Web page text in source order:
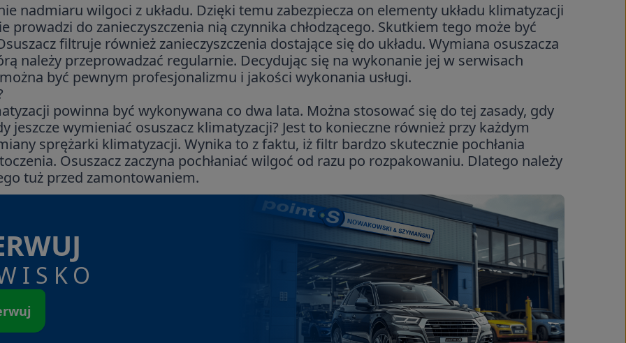
nadmiaru wilgoci z układu. Dzięki temu zabezpiecza on elementy układu klimatyzacji
prowadzi do zanieczyszczenia nią czynnika chłodzącego. Skutkiem tego może być
filtruje również zanieczyszczenia dostające się do układu. Wymiana osuszacza
należy przeprowadzać regularnie. Decydując się na wykonanie jej w serwisach
być pewnym profesjonalizmu i jakości wykonania usługi.
powinna być wykonywana co dwa lata. Można stosować się do tej zasady, gdy
jeszcze wymieniać osuszacz klimatyzacji? Jest to konieczne również przy każdym
sprężarki klimatyzacji. Wynika to z faktu, iż filtr bardzo skutecznie pochłania
Osuszacz zaczyna pochłaniać wilgoć od razu po rozpakowaniu. Dlatego należy
tuż przed zamontowaniem.